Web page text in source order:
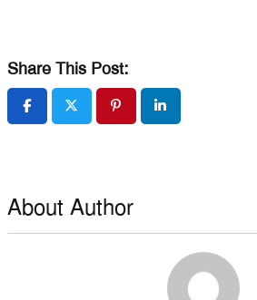
Share This Post:
About Author